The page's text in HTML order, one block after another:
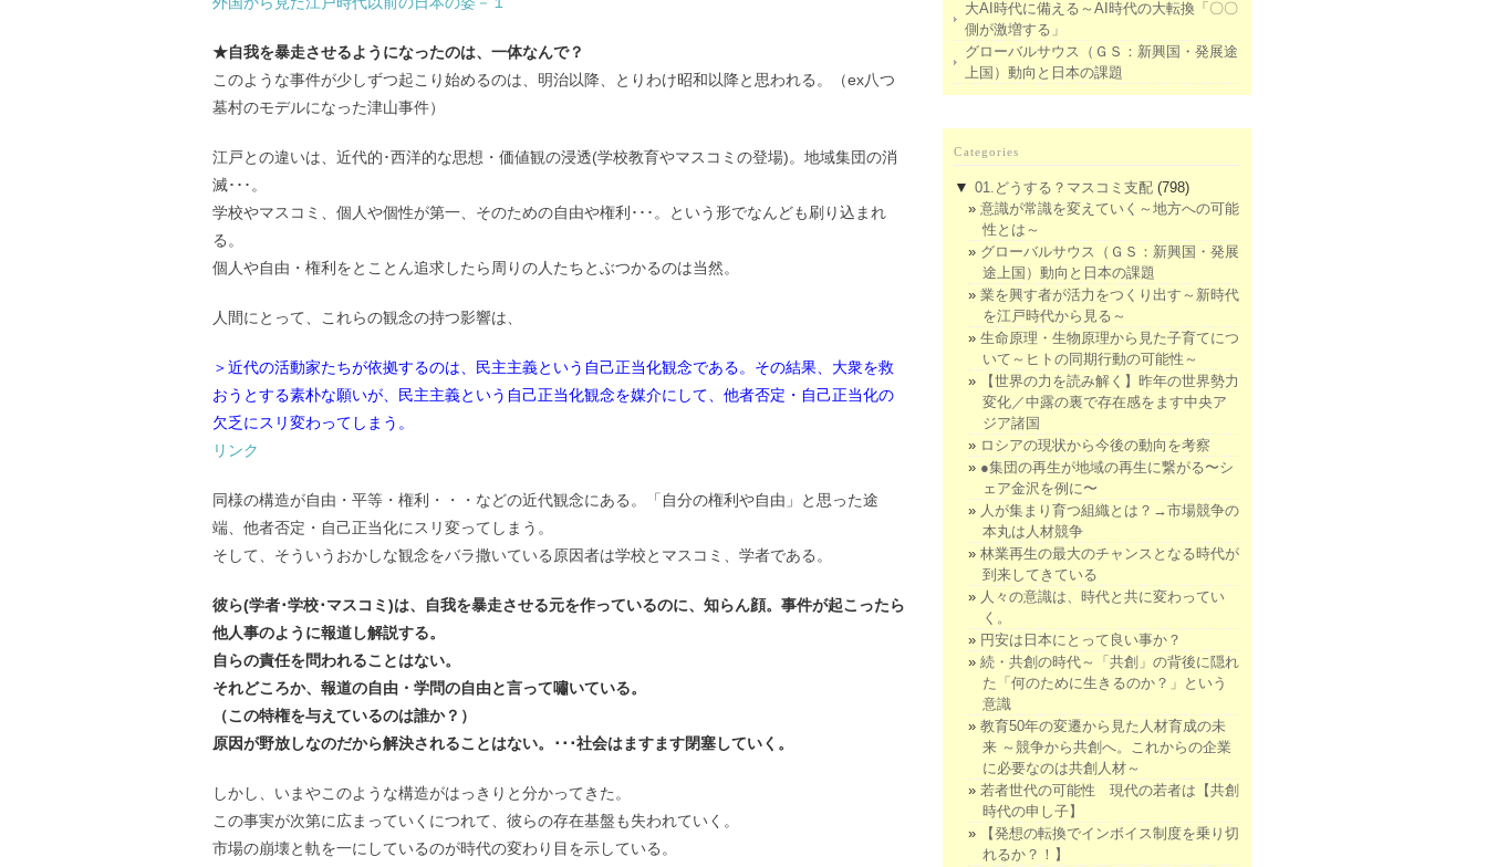
★自我を暴走させるようになったのは、一体なんで？
このような事件が少しずつ起こり始めるのは、明治以降、とりわけ昭和以降と思われる。（ex八つ
墓村のモデルになった津山事件）
江戸との違いは、近代的･西洋的な思想・価値観の浸透(学校教育やマスコミの登場)。地域集団の消
滅･･･。
学校やマスコミ、個人や個性が第一、そのための自由や権利･･･。という形でなんども刷り込まれ
る。
個人や自由・権利をとことん追求したら周りの人たちとぶつかるのは当然。
人間にとって、これらの観念の持つ影響は、
＞近代の活動家たちが依拠するのは、民主主義という自己正当化観念である。その結果、大衆を救
おうとする素朴な願いが、民主主義という自己正当化観念を媒介にして、他者否定・自己正当化の
欠乏にスリ変わってしまう。
リンク
同様の構造が自由・平等・権利・・・などの近代観念にある。「自分の権利や自由」と思った途
端、他者否定・自己正当化にスリ変ってしまう。
そして、そういうおかしな観念をバラ撒いている原因者は学校とマスコミ、学者である。
彼ら(学者･学校･マスコミ)は、自我を暴走させる元を作っているのに、知らん顔。事件が起こったら
他人事のように報道し解説する。
自らの責任を問われることはない。
それどころか、報道の自由・学問の自由と言って嘯いている。
（この特権を与えているのは誰か？）
原因が野放しなのだから解決されることはない。･･･社会はますます閉塞していく。
しかし、いまやこのような構造がはっきりと分かってきた。
この事実が次第に広まっていくにつれて、彼らの存在基盤も失われていく。
市場の崩壊と軌を一にしているのが時代の変わり目を示している。
大AI時代に備える～AI時代の大転換「〇〇
側が激増する」
グローバルサウス（ＧＳ：新興国・発展途
上国）動向と日本の課題
Categories
▼ 01.どうする？マスコミ支配 (798)
意識が常識を変えていく～地方への可能
性とは～
グローバルサウス（ＧＳ：新興国・発展
途上国）動向と日本の課題
業を興す者が活力をつくり出す～新時代
を江戸時代から見る～
生命原理・生物原理から見た子育てにつ
いて～ヒトの同期行動の可能性～
【世界の力を読み解く】昨年の世界勢力
変化／中露の裏で存在感をます中央ア
ジア諸国
ロシアの現状から今後の動向を考察
●集団の再生が地域の再生に繋がる〜シ
ェア金沢を例に〜
人が集まり育つ組織とは？→市場競争の
本丸は人材競争
林業再生の最大のチャンスとなる時代が
到来してきている
人々の意識は、時代と共に変わってい
く。
円安は日本にとって良い事か？
続・共創の時代～「共創」の背後に隠れ
た「何のために生きるのか？」という
意識
教育50年の変遷から見た人材育成の未
来 ～競争から共創へ。これからの企業
に必要なのは共創人材～
若者世代の可能性 現代の若者は【共創
時代の申し子】
【発想の転換でインボイス制度を乗り切
れるか？！】